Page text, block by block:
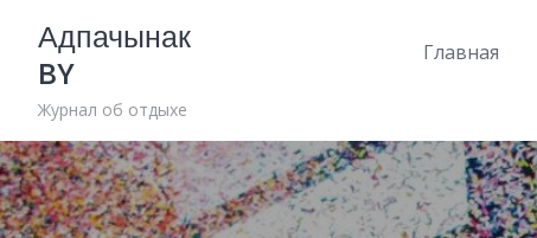
content
Адпачынак
BY
Журнал об отдыхе
Главная